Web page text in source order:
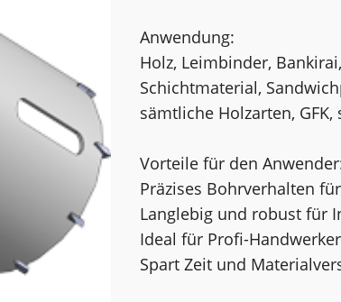
Anwendung:
Holz, Leimbinder,
Schichtmaterial,
sämtliche Holzarten,
Vorteile für den
Präzises Bohrverhalten
Langlebig und robust für
Ideal für Profi-
Spart Zeit und